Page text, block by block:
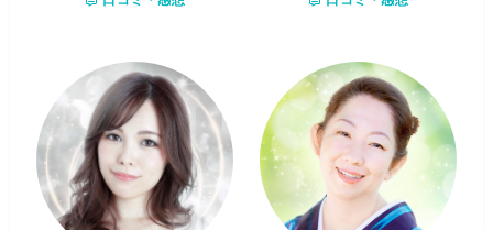
ち合うための大切なプロセス
ったと感じています。 だからこ
そ、いま不安や迷いの中にいる
あなたのお気持ちにも、丁寧に
寄り添いたいと思っておりま
す。
運命の星の配置や カードが
示す神秘的な導き
を通して、少
しでも心が軽くなり、本来の輝
きを取り戻して新たな一歩を踏
いるでしょう。 その感覚を否定
したくなる方もいるかもしれま
せん。私も以前はそうでした。
お電話では、ご自身では見えな
いと思い込んでいるその光
見し、言葉にして声にのせてお
伝えしています。 この世界は体
験するために存在すると言われ
ます。 過去のことも含めて、す